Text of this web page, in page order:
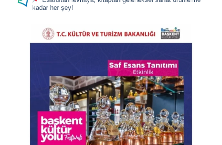
kadar her şey!